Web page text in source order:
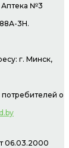
Аптека №3
3Н.
г. Минск,
о
06.03.2000